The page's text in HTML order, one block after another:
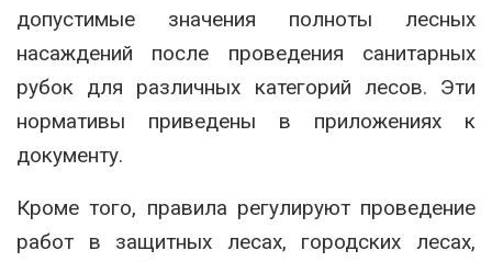
допустимые значения полноты лесных
насаждений после проведения санитарных
рубок для различных категорий лесов. Эти
нормативы приведены в приложениях к
документу.
Кроме того, правила регулируют проведение
работ в защитных лесах, городских лесах,